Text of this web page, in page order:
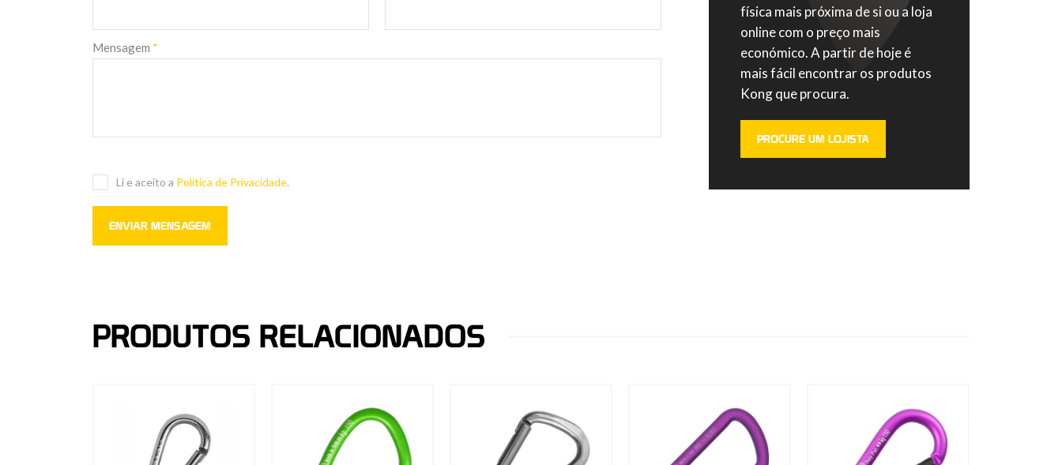
Mensagem *
Li e aceito a Política de Privacidade.
física mais próxima de si ou a loja
online com o preço mais
económico. A partir de hoje é
mais fácil encontrar os produtos
Kong que procura.
PROCURE UM LOJISTA
PRODUTOS RELACIONADOS